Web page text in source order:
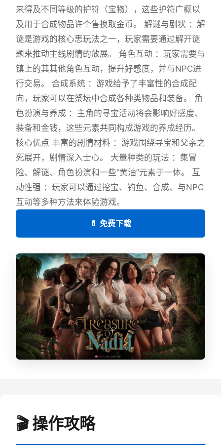
来得及不同等级的护符（宝物），这些护符广概以
及用于合成物品许个售换取金币。 解谜与剧状 ：解
谜是游戏的核心思玩法之一，玩家需要通过解开谜
题来推动主线剧情的放展。 角色互动 ：玩家需要与
镇上的其其他角色互动，提升好感度，并与NPC进
行交易。 合成系统 ：游戏给予了丰富性的合成配
向，玩家可以在祭坛中合成各种类物品和装备。 角
色扮演与养成 ：主角的寻宝活动将会影响好感度、
装备和金钱，这些元素共同构成游戏的养成经历。
核心优点 丰富的剧情材料 ：游戏围绕寻宝和父亲之
死展开，剧情深入士心。 大量种类的玩法 ：集冒
险、解谜、角色扮演和一些“黄油”元素于一体。 互
动性强 ：玩家可以通过挖宝、钓鱼、合成、与NPC
互动等多种方法来体验游戏。
💊 免费下载
🎬 操作攻略